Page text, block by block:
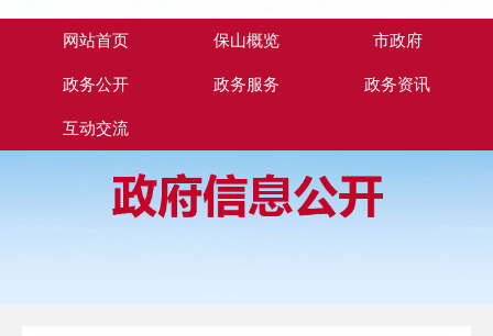
网站首页 保山概览 市政府
政务公开 政务服务 政务资讯
互动交流